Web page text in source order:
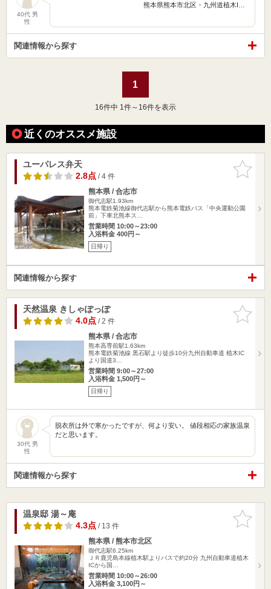
40代 男
性
熊本県熊本市北区・九州道植木I…
関連情報から探す
1
16件中 1件～16件を表示
近くのオススメ施設
お気に入
りに追加
ユーパレス弁天
2.8点/ 4 件
熊本県 / 合志市
御代志駅1.93km
熊本電鉄菊池線御代志駅から熊本電鉄バス「中央運動公園
前」下車北熊本ス…
営業時間 10:00～23:00
入浴料金 400円～
日帰り
関連情報から探す
お気に入
りに追加
天然温泉 きしゃぽっぽ
4.0点/ 2 件
熊本県 / 合志市
熊本高専前駅1.63km
熊本電鉄菊池線 黒石駅より徒歩10分九州自動車道 植木IC
より国道3…
営業時間 9:00～27:00
入浴料金 1,500円～
日帰り
30代 男
性
脱衣所は外で寒かったですが、何より安い。 値段相応の家族温泉
だと思います。
関連情報から探す
お気に入
りに追加
温泉邸 湯～庵
4.3点/ 13 件
熊本県 / 熊本市北区
御代志駅6.25km
ＪＲ鹿児島本線植木駅よりバスで約20分 九州自動車道植木
ICから国…
営業時間 10:00～26:00
入浴料金 3,100円～